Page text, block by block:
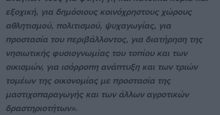
εξοχική, για δημόσιους κοινόχρηστους χώρους
αθλητισμού, πολιτισμού, ψυχαγωγίας, για
προστασία του περιβάλλοντος, για διατήρηση της
νησιωτικής φυσιογνωμίας του τοπίου και των
οικισμών, για ισόρροπη ανάπτυξη και των τριών
τομέων της οικονομίας με προστασία της
μαστιχοπαραγωγής και των άλλων αγροτικών
δραστηριοτήτων».